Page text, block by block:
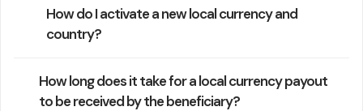
How do I activate a new local currency and
country?
How long does it take for a local currency payout
to be received by the beneficiary?